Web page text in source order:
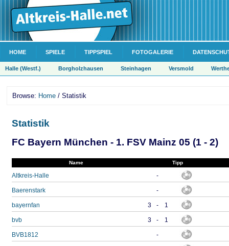
HOME SPIELE TIPPSPIEL FOTOGALERIE
Halle (Westf.) Borgholzhausen Steinhagen Versmold
Browse: Home / Statistik
Statistik
FC Bayern München - 1. FSV Mainz 05 (1 - 2)
Name Tipp
Altkreis-Halle -
Baerenstark -
bayernfan 3 - 1
bvb 3 - 1
BVB1812 -